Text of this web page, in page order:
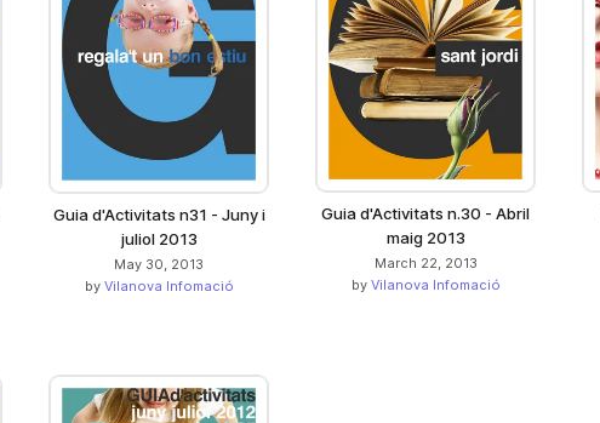
Guia d'Activitats n31 - Juny i
juliol 2013
May 30, 2013
by Vilanova Infomació
Guia d'Activitats n.30 - Abril
maig 2013
March 22, 2013
by Vilanova Infomació